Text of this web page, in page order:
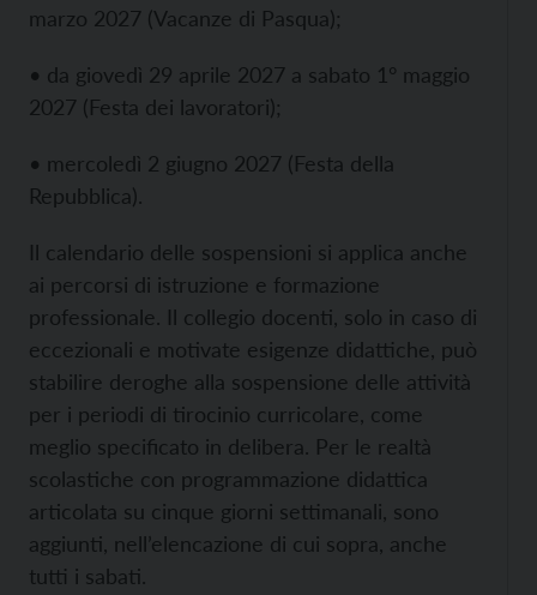
marzo 2027 (Vacanze di Pasqua);
• da giovedì 29 aprile 2027 a sabato 1° maggio
2027 (Festa dei lavoratori);
• mercoledì 2 giugno 2027 (Festa della
Repubblica).
Il calendario delle sospensioni si applica anche
ai percorsi di istruzione e formazione
professionale. Il collegio docenti, solo in caso di
eccezionali e motivate esigenze didattiche, può
stabilire deroghe alla sospensione delle attività
per i periodi di tirocinio curricolare, come
meglio specificato in delibera. Per le realtà
scolastiche con programmazione didattica
articolata su cinque giorni settimanali, sono
aggiunti, nell’elencazione di cui sopra, anche
tutti i sabati.